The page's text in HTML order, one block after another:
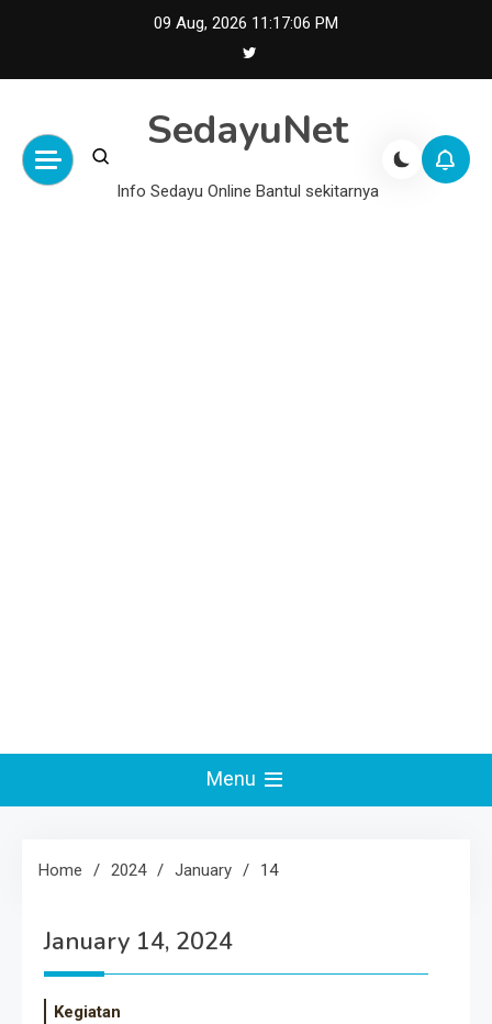
09 Aug, 2026 11:17:07 PM
SedayuNet
Info Sedayu Online Bantul sekitarnya
Menu
Home 2024 January 14
January 14, 2024
Kegiatan